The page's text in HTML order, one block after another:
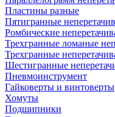
Пластины разные
Пятигранные
Ромбические
Трехгранные ломаные
Трехгранные
Шестигранные
Пневмоинструмент
Гайковерты и винтоверты
Хомуты
Подшипники